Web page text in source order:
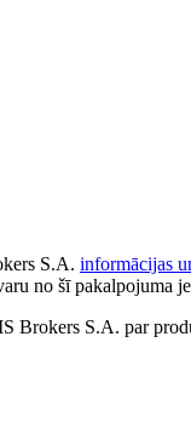
S.A. informācijas
no šī pakalpojuma
S.A. par